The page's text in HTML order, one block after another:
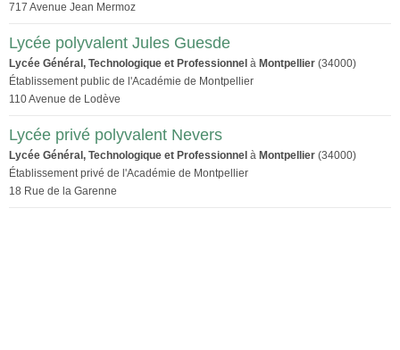
717 Avenue Jean Mermoz
Lycée polyvalent Jules Guesde
Lycée Général, Technologique et Professionnel à Montpellier (34000)
Établissement public de l'Académie de Montpellier
110 Avenue de Lodève
Lycée privé polyvalent Nevers
Lycée Général, Technologique et Professionnel à Montpellier (34000)
Établissement privé de l'Académie de Montpellier
18 Rue de la Garenne